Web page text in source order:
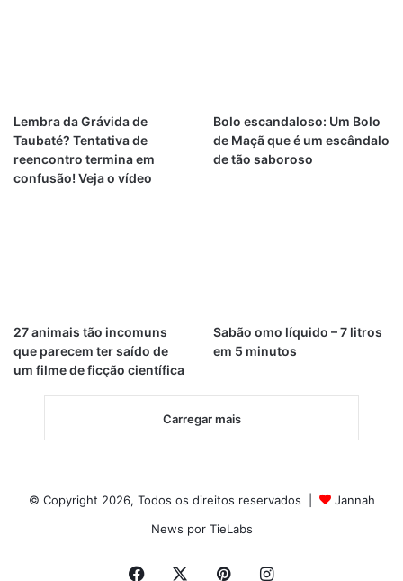
Lembra da Grávida de
Taubaté? Tentativa de
reencontro termina em
confusão! Veja o vídeo
Bolo escandaloso: Um Bolo
de Maçã que é um escândalo
de tão saboroso
27 animais tão incomuns
que parecem ter saído de
um filme de ficção científica
Sabão omo líquido – 7 litros
em 5 minutos
Carregar mais
© Copyright 2026, Todos os direitos reservados |
Jannah
News por TieLabs
Facebook PinterestInstagram